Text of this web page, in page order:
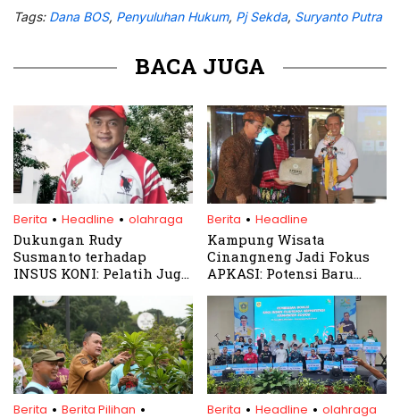
Tags: Dana BOS, Penyuluhan Hukum, Pj Sekda, Suryanto Putra
BACA JUGA
Berita . Headline . olahraga
Dukungan Rudy
Susmanto terhadap
INSUS KONI: Pelatih Juga
Khusus
Berita . Headline
Kampung Wisata
Cinangneng Jadi Fokus
APKASI: Potensi Baru
Berita . Berita Pilihan . Berita . Headline . olahraga